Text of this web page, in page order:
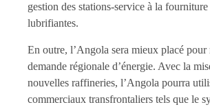
gestion des stations-service à la fourniture
lubrifiantes.
En outre, l’Angola sera mieux placé pour
demande régionale d’énergie. Avec la
nouvelles raffineries, l’Angola pourra
commerciaux transfrontaliers tels que le